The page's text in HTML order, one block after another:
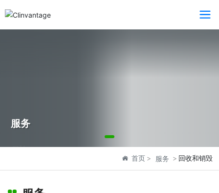
Clinvantage
服务
首页 服务 回收和销毁